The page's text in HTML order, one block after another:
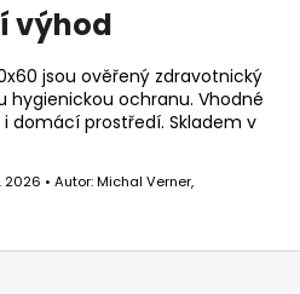
výhod
jsou ověřený zdravotnický
hygienickou ochranu. Vhodné
domácí prostředí. Skladem v
2026 • Autor: Michal Verner,